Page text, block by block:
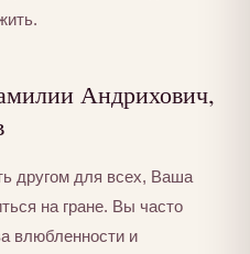
Андрихович,
другом для всех, Ваша
на гране. Вы часто
влюбленности и